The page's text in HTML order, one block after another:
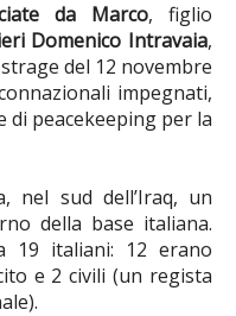
da Marco, figlio
Domenico Intravaia,
del 12 novembre
impegnati,
di peacekeeping per la
nel sud dell’Iraq, un
della base italiana.
19 italiani: 12 erano
e 2 civili (un regista